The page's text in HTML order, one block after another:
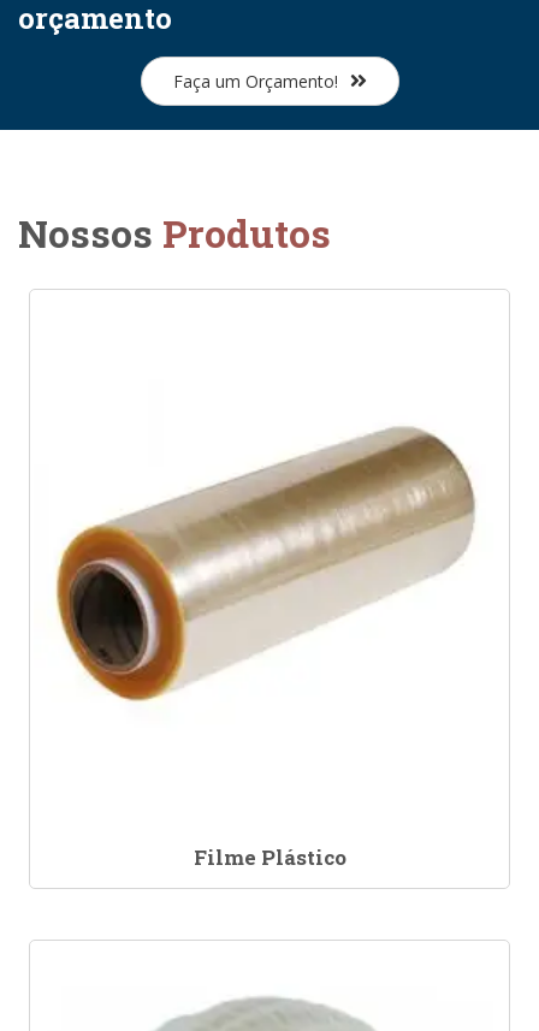
orçamento
Faça um Orçamento!
Nossos Produtos
Filme Plástico